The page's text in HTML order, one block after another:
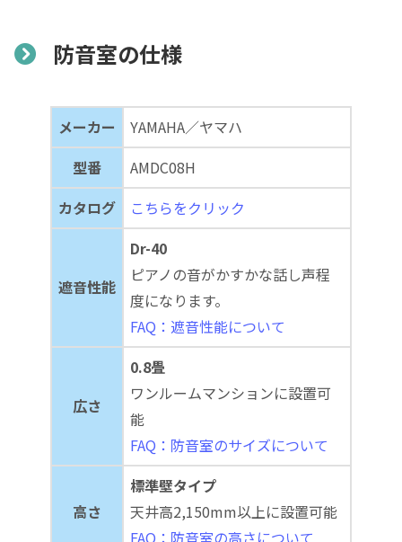
防音室の仕様
メーカー
YAMAHA／ヤマハ
型番
AMDC08H
カタログ
こちらをクリック
遮音性能
Dr-40
ピアノの音がかすかな話し声程
度になります。
FAQ：遮音性能について
広さ
0.8畳
ワンルームマンションに設置可
能
FAQ：防音室のサイズについて
高さ
標準壁タイプ
天井高2,150mm以上に設置可能
FAQ：防音室の高さについて